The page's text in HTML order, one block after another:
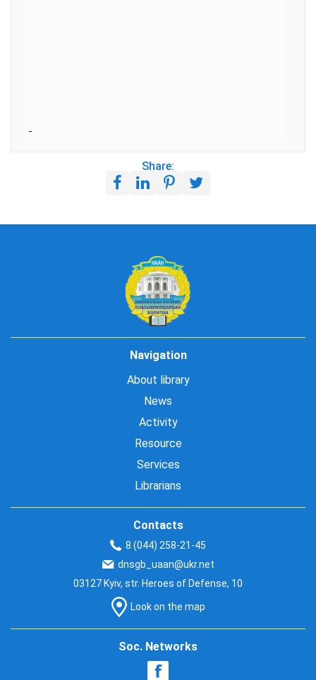
Share:
Navigation
About library
News
Activity
Resource
Services
Librarians
Contacts
8 (044) 258-21-45
dnsgb_uaan@ukr.net
03127 Kyiv, str. Heroes of Defense, 10
Look on the map
Soc. Networks